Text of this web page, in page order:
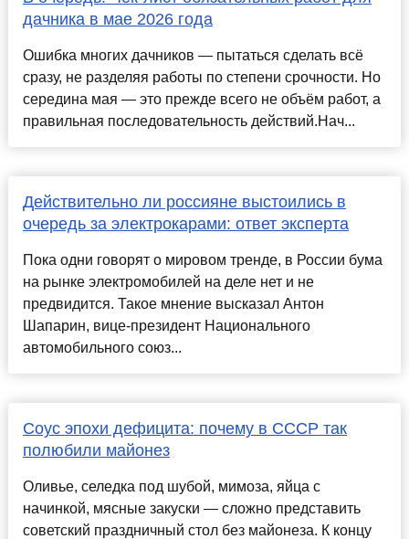
дачника в мае 2026 года
Ошибка многих дачников — пытаться сделать всё
сразу, не разделяя работы по степени срочности. Но
середина мая — это прежде всего не объём работ, а
правильная последовательность действий.Нач...
Действительно ли россияне выстоились в
очередь за электрокарами: ответ эксперта
Пока одни говорят о мировом тренде, в России бума
на рынке электромобилей на деле нет и не
предвидится. Такое мнение высказал Антон
Шапарин, вице-президент Национального
автомобильного союз...
Соус эпохи дефицита: почему в СССР так
полюбили майонез
Оливье, селедка под шубой, мимоза, яйца с
начинкой, мясные закуски — сложно представить
советский праздничный стол без майонеза. К концу